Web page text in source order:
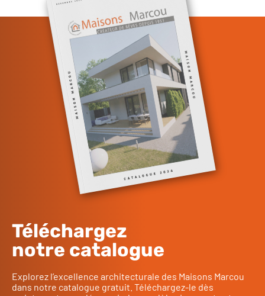
Téléchargez
notre catalogue
Explorez l’excellence architecturale des Maisons Marcou
dans notre catalogue gratuit. Téléchargez-le dès